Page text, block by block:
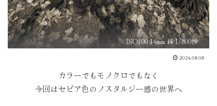
ISO100 14mm f4 1/800秒
2024.08.08
カラーでもモノクロでもなく
今回はセピア色のノスタルジー感の世界へ